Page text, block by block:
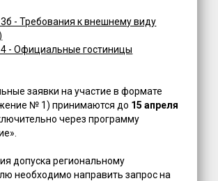
- Требования к внешнему виду
- Официальные гостиницы
заявки на участие в формате
№ 1) принимаются до 15 апреля
через программу
допуска региональному
необходимо направить запрос на